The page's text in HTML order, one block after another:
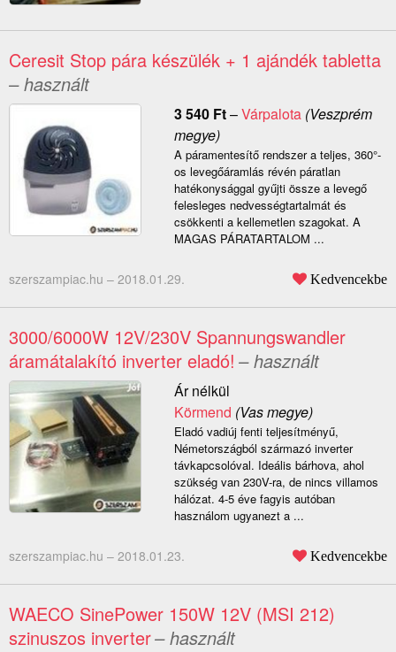
Ceresit Stop pára készülék + 1 ajándék tabletta
– használt
3 540 Ft–Várpalota(Veszprém
megye)
A páramentesítő rendszer a teljes, 360°-
os levegőáramlás révén páratlan
hatékonysággal gyűjti össze a levegő
felesleges nedvességtartalmát és
csökkenti a kellemetlen szagokat. A
MAGAS PÁRATARTALOM ...
szerszampiac.hu – 2018.01.29. Kedvencekbe
3000/6000W 12V/230V Spannungswandler
áramátalakító inverter eladó! – használt
Ár nélkül
Körmend (Vas megye)
Eladó vadiúj fenti teljesítményű,
Németországból származó inverter
távkapcsolóval. Ideális bárhova, ahol
szükség van 230V-ra, de nincs villamos
hálózat. 4-5 éve fagyis autóban
használom ugyanezt a ...
szerszampiac.hu – 2018.01.23. Kedvencekbe
WAECO SinePower 150W 12V (MSI 212)
szinuszos inverter– használt